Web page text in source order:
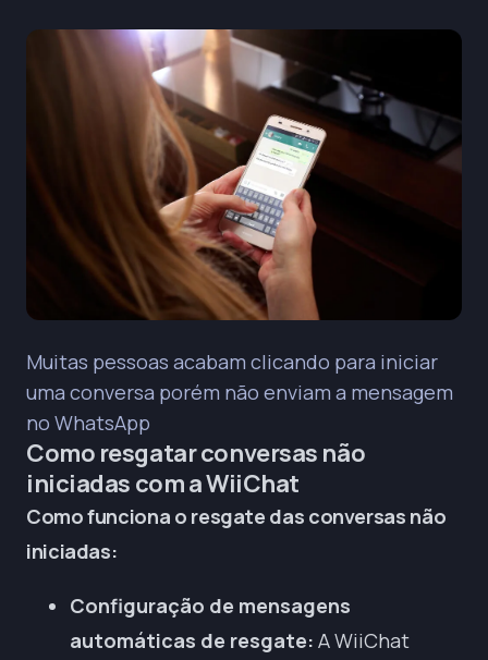
Muitas pessoas acabam clicando para iniciar
uma conversa porém não enviam a mensagem
no WhatsApp
Como resgatar conversas não
iniciadas com a WiiChat
Como funciona o resgate das conversas não
iniciadas:
Configuração de mensagens
automáticas de resgate: A WiiChat